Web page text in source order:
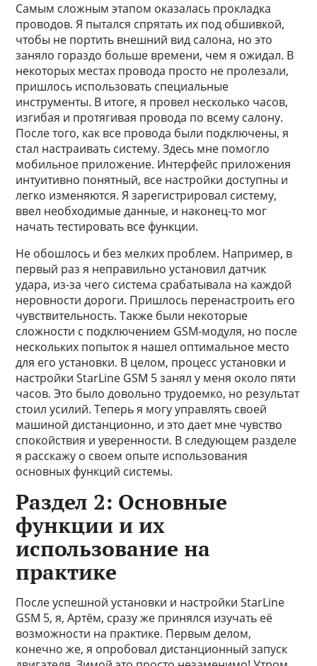
Самым сложным этапом оказалась прокладка
проводов. Я пытался спрятать их под обшивкой,
чтобы не портить внешний вид салона, но это
заняло гораздо больше времени, чем я ожидал. В
некоторых местах провода просто не пролезали,
пришлось использовать специальные
инструменты. В итоге, я провел несколько часов,
изгибая и протягивая провода по всему салону.
После того, как все провода были подключены, я
стал настраивать систему. Здесь мне помогло
мобильное приложение. Интерфейс приложения
интуитивно понятный, все настройки доступны и
легко изменяются. Я зарегистрировал систему,
ввел необходимые данные, и наконец-то мог
начать тестировать все функции.
Не обошлось и без мелких проблем. Например, в
первый раз я неправильно установил датчик
удара, из-за чего система срабатывала на каждой
неровности дороги. Пришлось перенастроить его
чувствительность. Также были некоторые
сложности с подключением GSM-модуля, но после
нескольких попыток я нашел оптимальное место
для его установки. В целом, процесс установки и
настройки StarLine GSM 5 занял у меня около пяти
часов. Это было довольно трудоемко, но результат
стоил усилий. Теперь я могу управлять своей
машиной дистанционно, и это дает мне чувство
спокойствия и уверенности. В следующем разделе
я расскажу о своем опыте использования
основных функций системы.
Раздел 2: Основные
функции и их
использование на
практике
После успешной установки и настройки StarLine
GSM 5, я, Артём, сразу же принялся изучать её
возможности на практике. Первым делом,
конечно же, я опробовал дистанционный запуск